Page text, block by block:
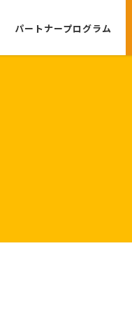
パートナープログラム